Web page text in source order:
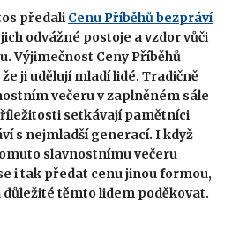
předali Cenu Příběhů bezpráví
odvážné postoje a vzdor vůči
Výjimečnost Ceny Příběhů
ji udělují mladí lidé. Tradičně
večeru v zaplněném sále
setkávají pamětníci
s nejmladší generací. I když
slavnostnímu večeru
i tak předat cenu jinou formou,
těmto lidem poděkovat.